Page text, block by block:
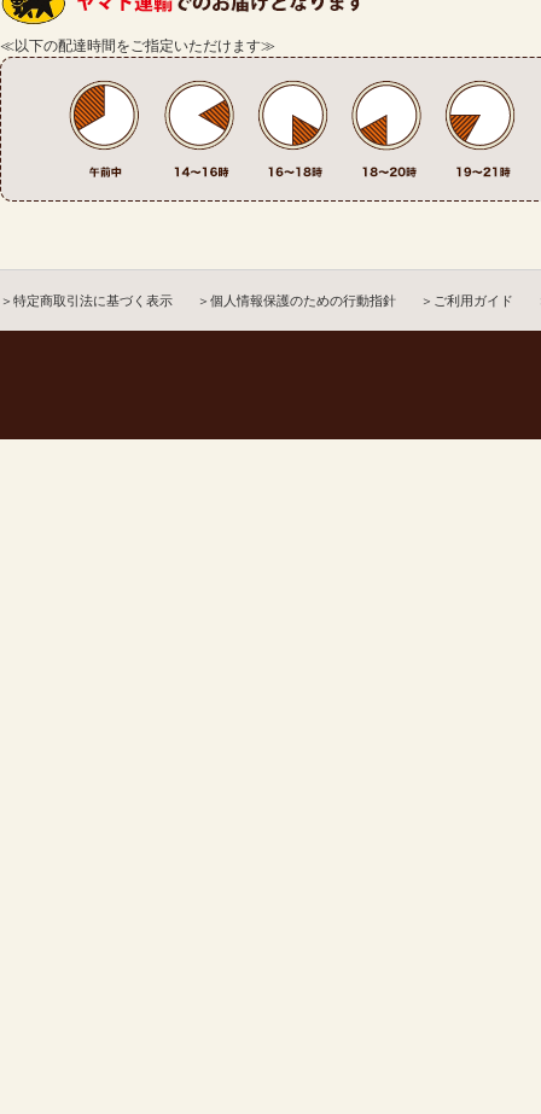
≪以下の配達時間をご指定いただけます≫
＞特定商取引法に基づく表示 ＞個人情報保護のための行動指針 ＞ご利用ガイド